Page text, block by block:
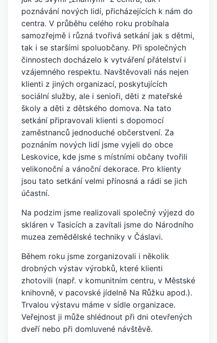
poznávání nových lidí, přicházejících k nám do
centra. V průběhu celého roku probíhala
samozřejmě i různá tvořivá setkání jak s dětmi,
tak i se staršími spoluobčany. Při společných
činnostech docházelo k vytváření přátelství i
vzájemného respektu. Navštěvovali nás nejen
klienti z jiných organizací, poskytujících
sociální služby, ale i senioři, děti z mateřské
školy a děti z dětského domova. Na tato
setkání připravovali klienti s dopomocí
zaměstnanců jednoduché občerstvení. Za
poznáním nových lidí jsme vyjeli do obce
Leskovice, kde jsme s místními občany tvořili
velikonoční a vánoční dekorace. Pro klienty
jsou tato setkání velmi přínosná a rádi se jich
účastní.
Na podzim jsme realizovali společný výjezd do
skláren v Tasicích a zavítali jsme do Národního
muzea zemědělské techniky v Čáslavi.
Během roku jsme zorganizovali i několik
drobných výstav výrobků, které klienti
zhotovili (např. v komunitním centru, v Městské
knihovně, v pacovské jídelně Na Růžku apod.).
Trvalou výstavu máme v sídle organizace.
Veřejnost ji může shlédnout při dni otevřených
dveří nebo při domluvené návštěvě.